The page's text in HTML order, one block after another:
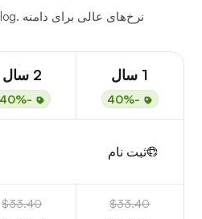
نرخ‌های عالی برای دامنه .blog شما موجود است.
1 سال
-40%
2 سال
-40%
ثبت نام
$33.40
$33.40